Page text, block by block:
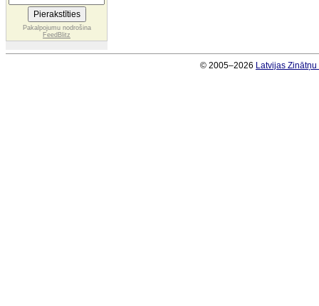
Pakalpojumu nodrošina
FeedBlitz
© 2005–2026 Latvijas